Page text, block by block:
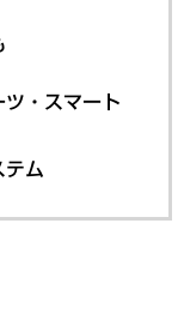
・スマート
テム